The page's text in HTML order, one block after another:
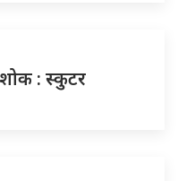
: स्कुटर